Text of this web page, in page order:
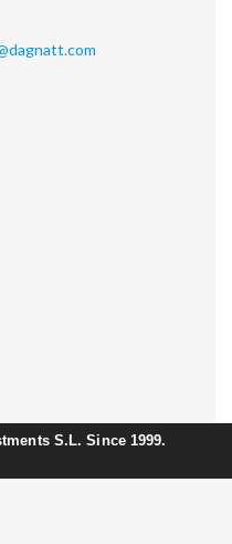
S.L. Since 1999.